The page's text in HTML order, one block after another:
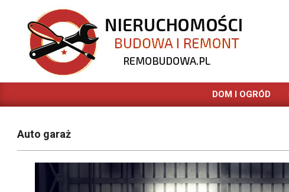
content
REMOBUDOWA.PL DOM I OGRÓD
Auto garaż